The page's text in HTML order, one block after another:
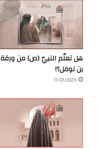
هل تعلّم النبيّ (ص) من ورقة
بن نوفل؟!
17/01/2026